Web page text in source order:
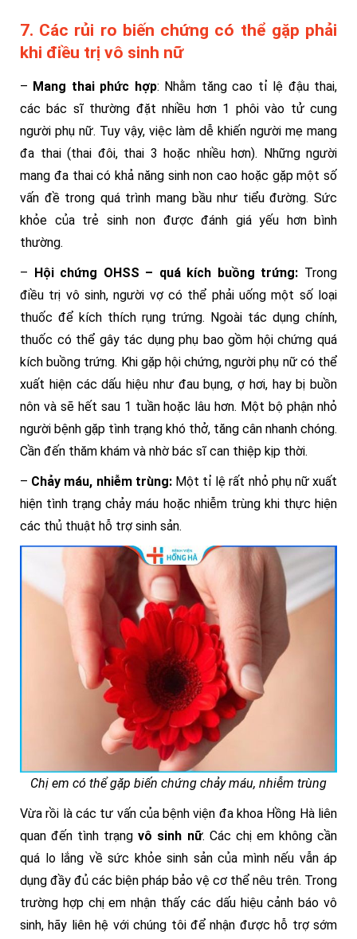
7. Các rủi ro biến chứng có thể gặp phải
khi điều trị vô sinh nữ
– Mang thai phức hợp: Nhằm tăng cao tỉ lệ đậu thai,
các bác sĩ thường đặt nhiều hơn 1 phôi vào tử cung
người phụ nữ. Tuy vậy, việc làm dễ khiến người mẹ mang
đa thai (thai đôi, thai 3 hoặc nhiều hơn). Những người
mang đa thai có khả năng sinh non cao hoặc gặp một số
vấn đề trong quá trình mang bầu như tiểu đường. Sức
khỏe của trẻ sinh non được đánh giá yếu hơn bình
thường.
– Hội chứng OHSS – quá kích buồng trứng: Trong
điều trị vô sinh, người vợ có thể phải uống một số loại
thuốc để kích thích rụng trứng. Ngoài tác dụng chính,
thuốc có thể gây tác dụng phụ bao gồm hội chứng quá
kích buồng trứng. Khi gặp hội chứng, người phụ nữ có thể
xuất hiện các dấu hiệu như đau bụng, ợ hơi, hay bị buồn
nôn và sẽ hết sau 1 tuần hoặc lâu hơn. Một bộ phận nhỏ
người bệnh gặp tình trạng khó thở, tăng cân nhanh chóng.
Cần đến thăm khám và nhờ bác sĩ can thiệp kịp thời.
– Chảy máu, nhiễm trùng: Một tỉ lệ rất nhỏ phụ nữ xuất
hiện tình trạng chảy máu hoặc nhiễm trùng khi thực hiện
các thủ thuật hỗ trợ sinh sản.
Chị em có thể gặp biến chứng chảy máu, nhiễm trùng
Vừa rồi là các tư vấn của bệnh viện đa khoa Hồng Hà liên
quan đến tình trạngvô sinh nữ. Các chị em không cần
quá lo lắng về sức khỏe sinh sản của mình nếu vẫn áp
dụng đầy đủ các biện pháp bảo vệ cơ thể nêu trên. Trong
trường hợp chị em nhận thấy các dấu hiệu cảnh báo vô
sinh, hãy liên hệ với chúng tôi để nhận được hỗ trợ sớm